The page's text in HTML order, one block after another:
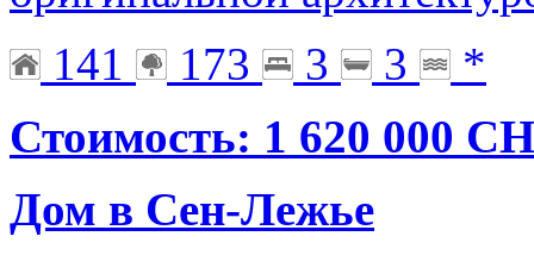
141
173 3 3
*
Стоимость: 1 620 000
Дом в Сен-Лежье